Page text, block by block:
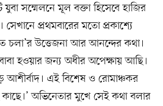
সম্মেলনে মূল বক্তা হিসেবে হাজির
প্রথমবারের মতো প্রকাশ্যে
চলা’র উত্তেজনা আর আনন্দের কথা।
হওয়ার জন্য অধীর অপেক্ষায় আছি।
আশীর্বাদ। এই বিশেষ ও রোমাঞ্চকর
অভিনেতার মুখে সেই কথা বলার